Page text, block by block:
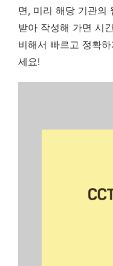
면, 미리 해당 기관의
받아 작성해 가면 시
비해서 빠르고 정확
세요!